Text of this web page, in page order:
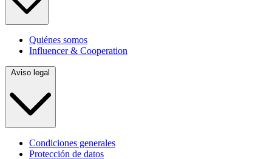
Quiénes somos
Influencer & Cooperation
Aviso legal
Condiciones generales
Protección de datos